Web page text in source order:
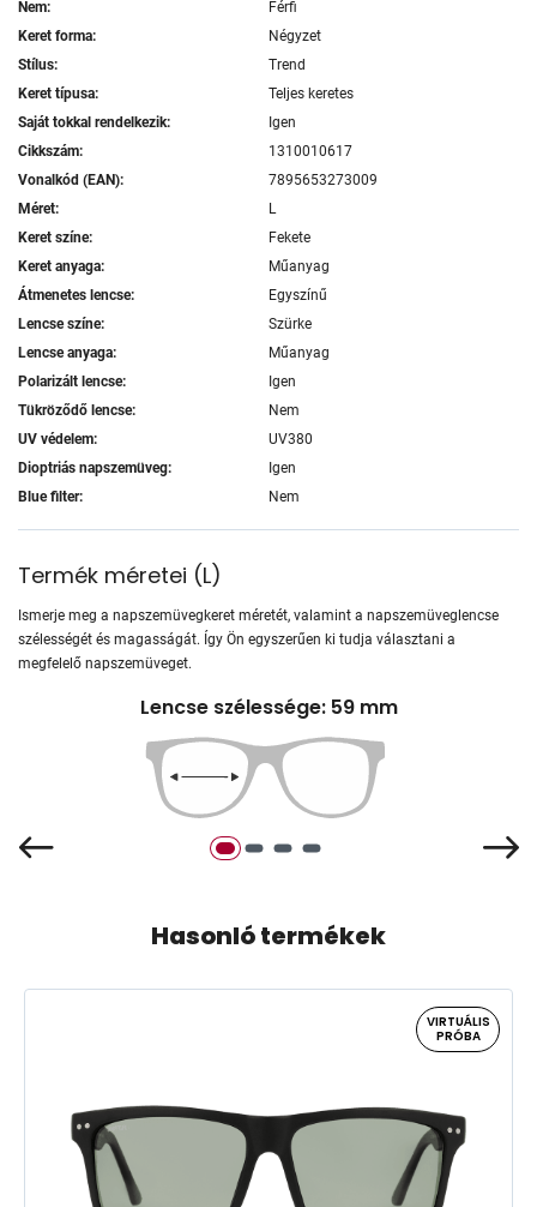
Nem:
Férfi
Keret forma:
Négyzet
Stílus:
Trend
Keret típusa:
Teljes keretes
Saját tokkal rendelkezik:
Igen
Cikkszám:
1310010617
Vonalkód (EAN):
7895653273009
Méret:
L
Keret színe:
Fekete
Keret anyaga:
Műanyag
Átmenetes lencse:
Egyszínű
Lencse színe:
Szürke
Lencse anyaga:
Műanyag
Polarizált lencse:
Igen
Tükröződő lencse:
Nem
UV védelem:
UV380
Dioptriás napszemüveg:
Igen
Blue filter:
Nem
Termék méretei (L)
Ismerje meg a napszemüvegkeret méretét, valamint a napszemüveglencse
szélességét és magasságát. Így Ön egyszerűen ki tudja választani a
megfelelő napszemüveget.
Lencse szélessége: 59 mm
Hasonló termékek
VIRTUÁLIS
PRÓBA